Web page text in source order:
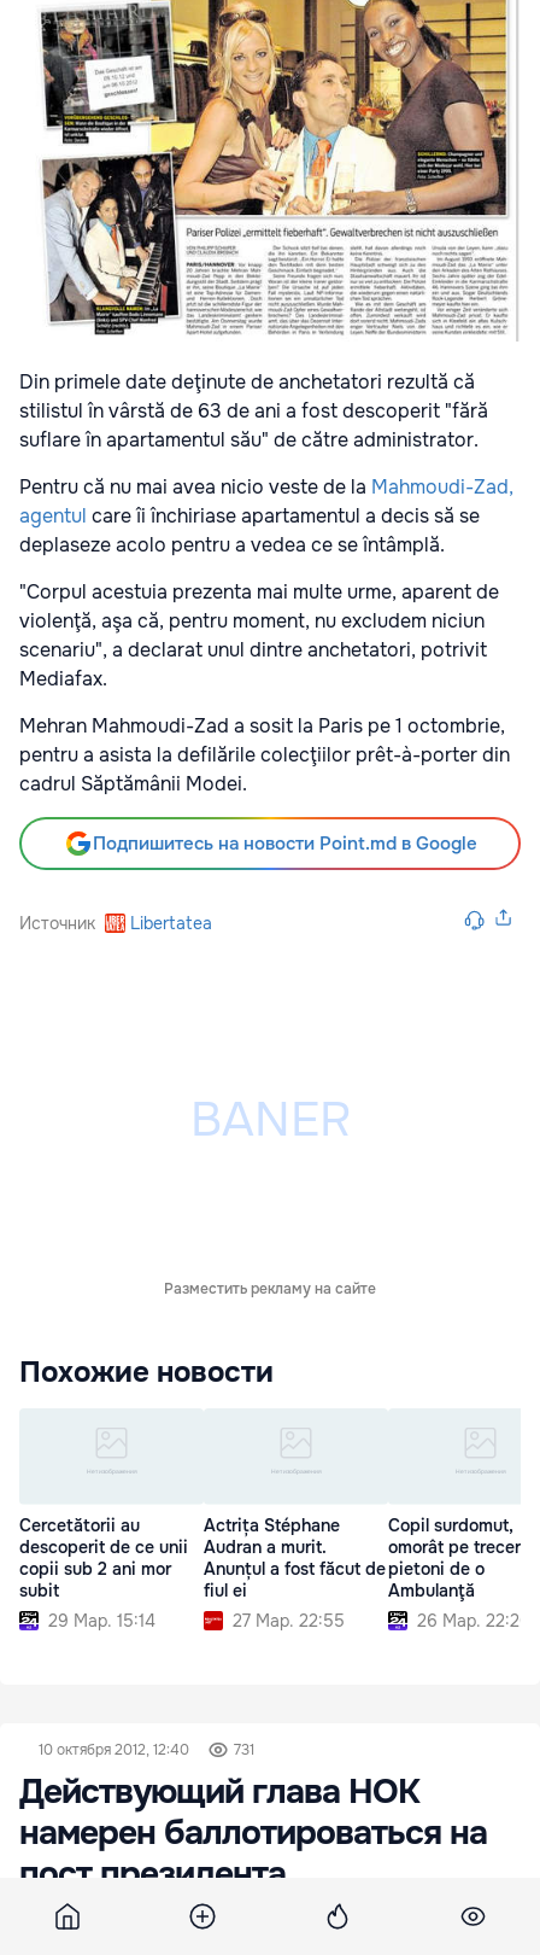
Din primele date deţinute de anchetatori rezultă că
stilistul în vârstă de 63 de ani a fost descoperit "fără
suflare în apartamentul său" de către administrator.
Pentru că nu mai avea nicio veste de la Mahmoudi-Zad,
agentul care îi închiriase apartamentul a decis să se
deplaseze acolo pentru a vedea ce se întâmplă.
"Corpul acestuia prezenta mai multe urme, aparent de
violenţă, aşa că, pentru moment, nu excludem niciun
scenariu", a declarat unul dintre anchetatori, potrivit
Mediafax.
Mehran Mahmoudi-Zad a sosit la Paris pe 1 octombrie,
pentru a asista la defilările colecţiilor prêt-à-porter din
cadrul Săptămânii Modei.
Подпишитесь на новости Point.md в Google
Источник Libertatea
Разместить рекламу на сайте
Похожие новости
Cercetătorii au
descoperit de ce unii
copii sub 2 ani mor
subit
29 Мар. 15:14
Actrița Stéphane
Audran a murit.
Anunțul a fost făcut de
fiul ei
27 Мар. 22:55
Copil surdomut,
omorât pe
pietoni de o
Ambulanţă
26 Мар. 22:20
10 октября 2012, 12:40 731
Действующий глава НОК
намерен баллотироваться на
пост президента
Николай Журавский намерен сохранить пост